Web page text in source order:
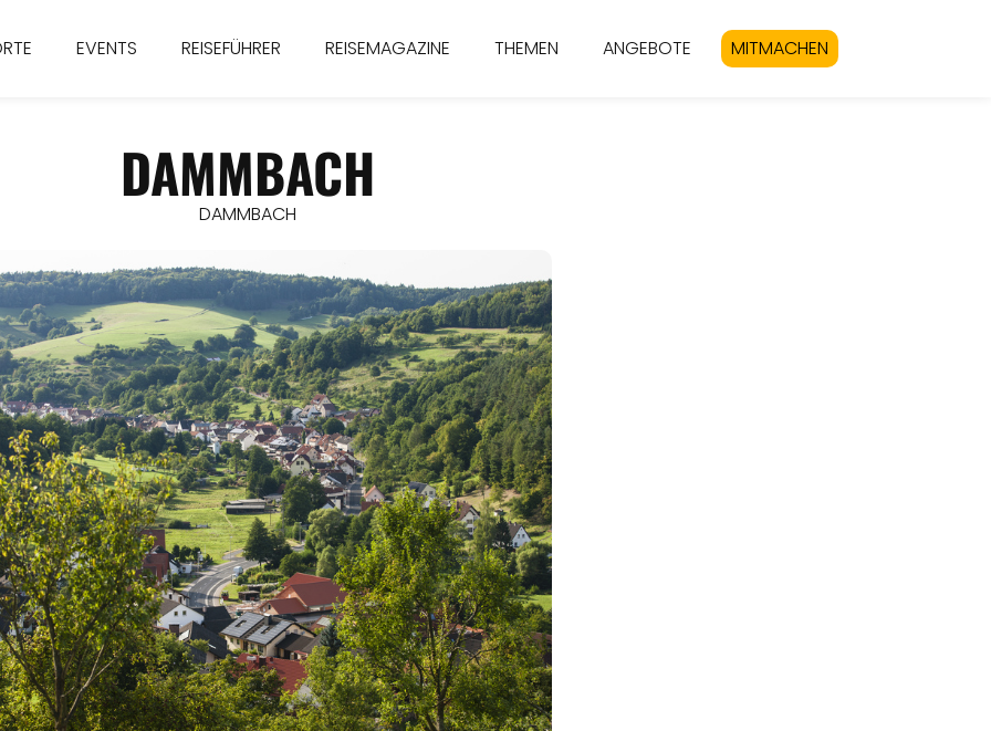
EVENTS REISEFÜHRER REISEMAGAZINE THEMEN ANGEBOTE MITMACHEN
DAMMBACH
DAMMBACH